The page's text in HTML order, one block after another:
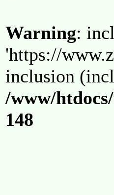
Warning:
'https://
inclusion
/www/
148